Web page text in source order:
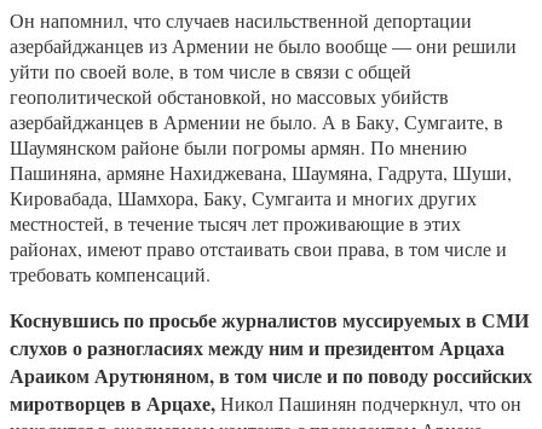
Он напомнил, что случаев насильственной депортации
азербайджанцев из Армении не было вообще — они решили
уйти по своей воле, в том числе в связи с общей
геополитической обстановкой, но массовых убийств
азербайджанцев в Армении не было. А в Баку, Сумгаите, в
Шаумянском районе были погромы армян. По мнению
Пашиняна, армяне Нахиджевана, Шаумяна, Гадрута, Шуши,
Кировабада, Шамхора, Баку, Сумгаита и многих других
местностей, в течение тысяч лет проживающие в этих
районах, имеют право отстаивать свои права, в том числе и
требовать компенсаций.
Коснувшись по просьбе журналистов муссируемых в СМИ
слухов оразногласиях между ним и президентом Арцаха
Араиком Арутюняном, в том числе и по поводу российских
миротворцев в Арцахе,Никол Пашинян подчеркнул, что он